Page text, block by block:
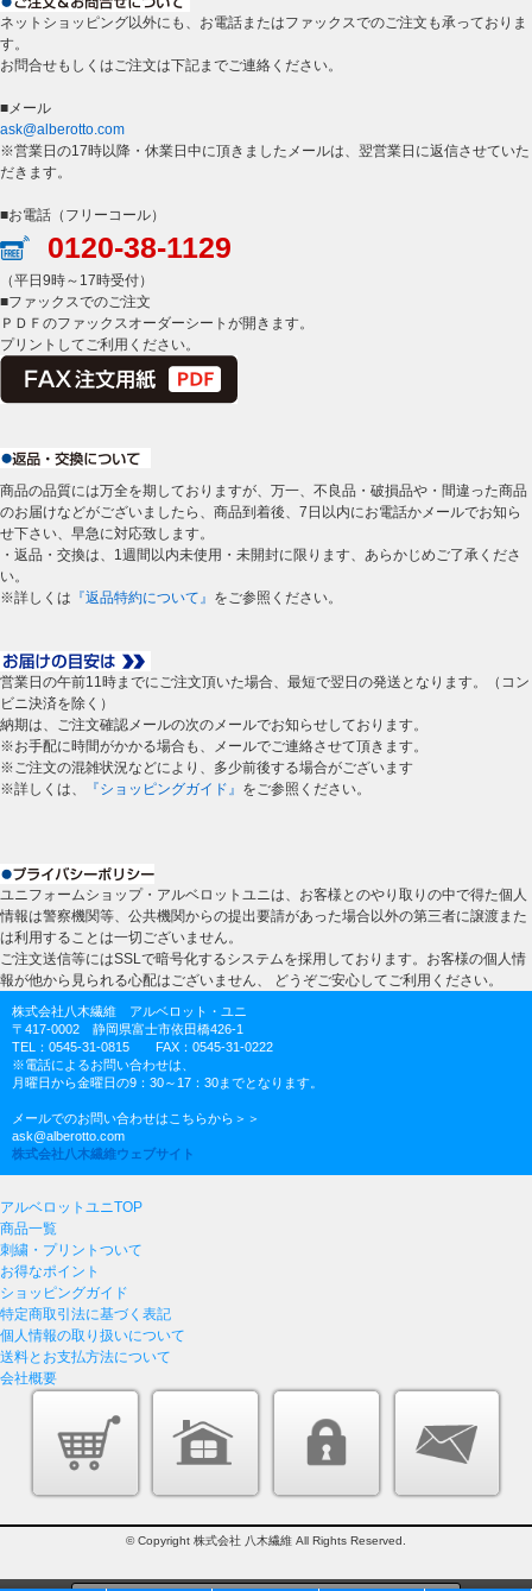
ネットショッピング以外にも、お電話またはファックスでのご注文も承っておりま
す。
お問合せもしくはご注文は下記までご連絡ください。
■メール
ask@alberotto.com
※営業日の17時以降・休業日中に頂きましたメールは、翌営業日に返信させていた
だきます。
■お電話（フリーコール）
0120-38-1129
（平日9時～17時受付）
■ファックスでのご注文
ＰＤＦのファックスオーダーシートが開きます。
プリントしてご利用ください。
商品の品質には万全を期しておりますが、万一、不良品・破損品や・間違った商品
のお届けなどがございましたら、商品到着後、7日以内にお電話かメールでお知ら
せ下さい、早急に対応致します。
・返品・交換は、1週間以内未使用・未開封に限ります、あらかじめご了承くださ
い。
※詳しくは 『返品特約について』 をご参照ください。
営業日の午前11時までにご注文頂いた場合、最短で翌日の発送となります。（コン
ビニ決済を除く）
納期は、ご注文確認メールの次のメールでお知らせしております。
※お手配に時間がかかる場合も、メールでご連絡させて頂きます。
※ご注文の混雑状況などにより、多少前後する場合がございます
※詳しくは、
『ショッピングガイド』 をご参照ください。
ユニフォームショップ・アルベロットユニは、お客様とのやり取りの中で得た個人
情報は警察機関等、公共機関からの提出要請があった場合以外の第三者に譲渡また
は利用することは一切ございません。
ご注文送信等にはSSLで暗号化するシステムを採用しております。お客様の個人情
報が他から見られる心配はございません、 どうぞご安心してご利用ください。
株式会社八木繊維 アルベロット・ユニ
〒417-0002 静岡県富士市依田橋426-1
TEL：0545-31-0815 FAX：0545-31-0222
※電話によるお問い合わせは、
月曜日から金曜日の9：30～17：30までとなります。
メールでのお問い合わせはこちらから＞＞
ask@alberotto.com
株式会社八木繊維ウェブサイト
アルベロットユニTOP
商品一覧
刺繍・プリントついて
お得なポイント
ショッピングガイド
特定商取引法に基づく表記
個人情報の取り扱いについて
送料とお支払方法について
会社概要
© Copyright 株式会社 八木繊維 All Rights Reserved.